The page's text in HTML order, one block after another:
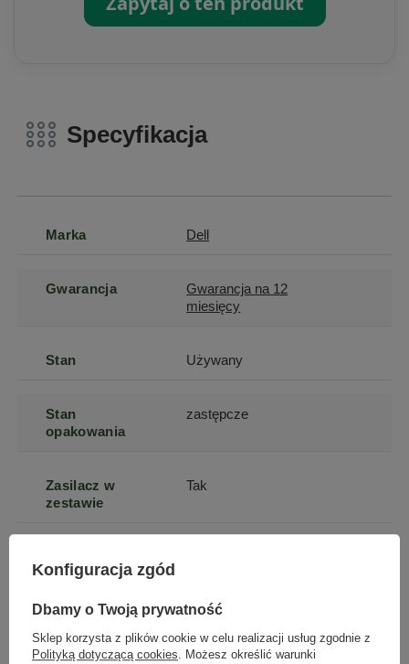
Specyfikacja
Marka Dell
Gwarancja
Gwarancja na 12
miesięcy
Stan Używany
Stan
opakowania
zastępcze
Zasilacz w
zestawie
Tak
Procesora
Pojemność
dysku
256
Konfiguracja zgód
Dbamy o Twoją prywatność
Sklep korzysta z plików cookie w celu realizacji usług zgodnie z
Polityką dotyczącą cookies. Możesz określić warunki